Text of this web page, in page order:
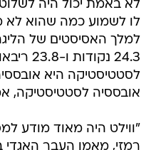
לא באמת יכול היה
24.3
לסטטיסטיקה היא
אובססיה לסטטיסטיקה,
"ווילט היה מאוד מודע